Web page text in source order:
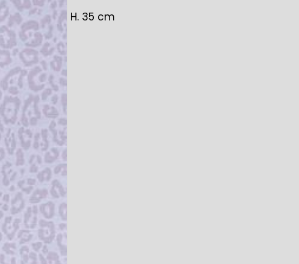
H. 35 cm